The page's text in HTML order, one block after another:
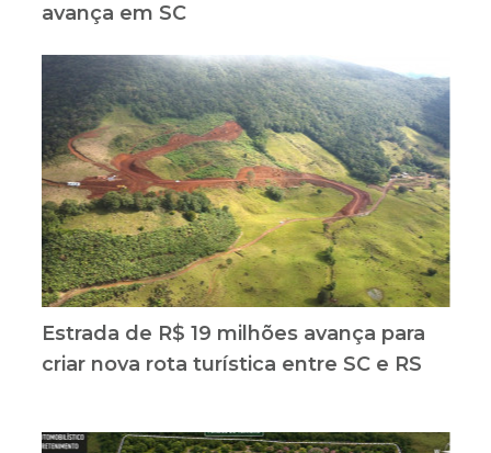
avança em SC
Estrada de R$ 19 milhões avança para
criar nova rota turística entre SC e RS